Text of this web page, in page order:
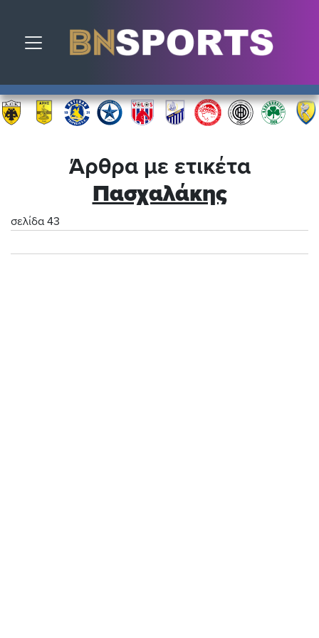
Toggle navigation
Άρθρα με ετικέτα
Πασχαλάκης
σελίδα 43